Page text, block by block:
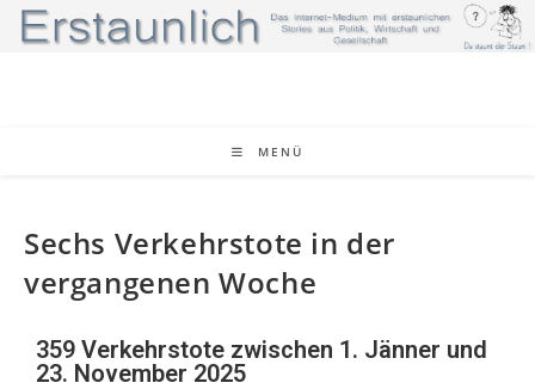
MENÜ
Sechs Verkehrstote in der
vergangenen Woche
359 Verkehrstote zwischen 1. Jänner und
23. November 2025